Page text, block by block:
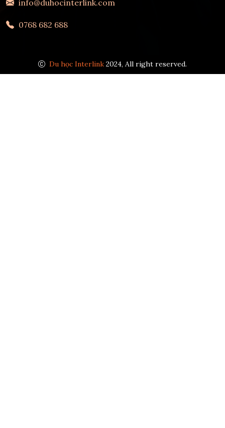
info@duhocinterlink.com
0768 682 688
Du học Interlink 2024, All right reserved.